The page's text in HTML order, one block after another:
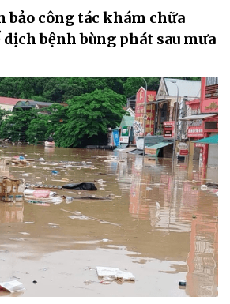
bảo công tác khám chữa
bệnh bùng phát sau mưa